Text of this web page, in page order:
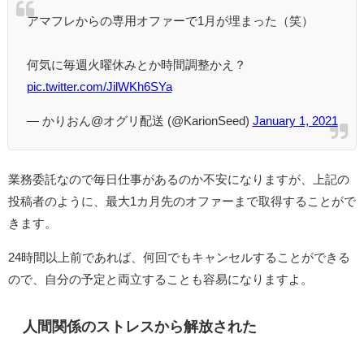
アマフレからの専用オファーで1月が埋まった（笑）
何気に毎週火曜休みとか時間調整かえ？
pic.twitter.com/JilWKh6SYa
— かりおん@オグリ配送 (@KarionSeed) January 1, 2021
業務委託なので毎日仕事があるのか不安になりますが、上記の
投稿者のように、最大1カ月先のオファーまで取得することがで
きます。
24時間以上前であれば、何回でもキャンセルすることができる
ので、自分の予定と両立することも容易になりますよ。
人間関係のストレスから解放された